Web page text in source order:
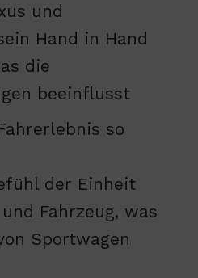
und
Hand in Hand
die
beeinflusst
so
der Einheit
Fahrzeug, was
Sportwagen